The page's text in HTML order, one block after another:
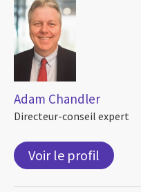
Adam Chandler
Directeur-conseil expert
Voir le profil